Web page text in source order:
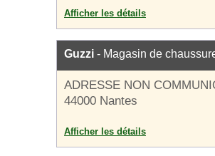
Afficher les détails
Guzzi - Magasin de
ADRESSE NON
44000 Nantes
Afficher les détails